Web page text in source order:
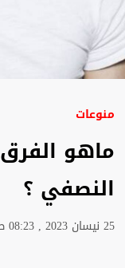
منوعات
ماهو
النصفي ؟
25 نيسان 2023 , 08:23 ص